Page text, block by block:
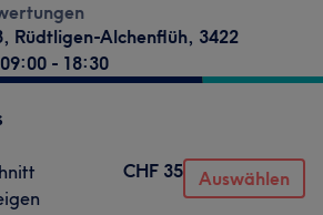
, Rüdtligen-Alchenflüh, 3422
- 18:30
CHF 35 Auswählen